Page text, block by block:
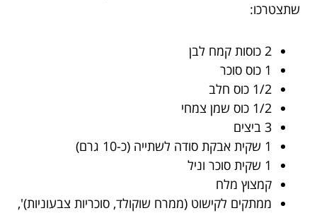
שתצטרכו:
2 כוסות קמח לבן
1 כוס סוכר
1/2 כוס חלב
1/2 כוס שמן צמחי
3 ביצים
1 שקית אבקת סודה לשתייה (כ-10 גרם)
1 שקית סוכר וניל
קמצוץ מלח
ממתקים לקישוט (ממרח שוקולד, סוכריות צבעוניות)',